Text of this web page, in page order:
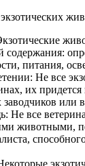
содержания:
питания,
Не все
их придется
или
Не все
животными,